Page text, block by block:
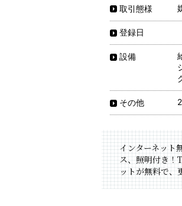
取引態様
登録日
設備
その他
インターネット
ス、照明付き！
ットが無料で、